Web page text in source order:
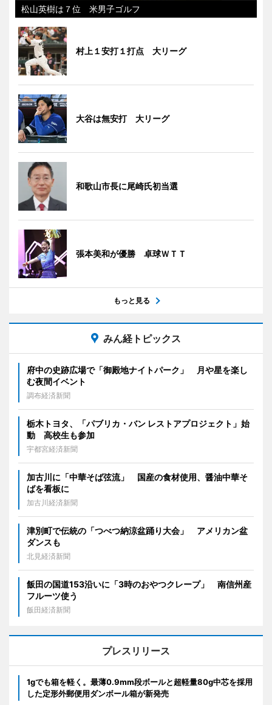
松山英樹は７位 米男子ゴルフ
村上１安打１打点 大リーグ
大谷は無安打 大リーグ
和歌山市長に尾崎氏初当選
張本美和が優勝 卓球ＷＴＴ
もっと見る
みん経トピックス
府中の史跡広場で「御殿地ナイトパーク」 月や星を楽し
む夜間イベント
調布経済新聞
栃木トヨタ、「パブリカ・バン レストアプロジェクト」始
動 高校生も参加
宇都宮経済新聞
加古川に「中華そば弦流」 国産の食材使用、醤油中華そ
ばを看板に
加古川経済新聞
津別町で伝統の「つべつ納涼盆踊り大会」 アメリカン盆
ダンスも
北見経済新聞
飯田の国道153沿いに「3時のおやつクレープ」 南信州産
フルーツ使う
飯田経済新聞
プレスリリース
1gでも箱を軽く。最薄0.9mm段ボールと超軽量80g中芯を採用
した定形外郵便用ダンボール箱が新発売